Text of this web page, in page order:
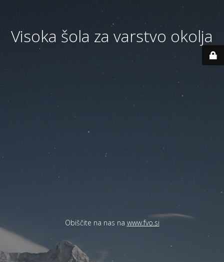
Visoka šola za varstvo okolja
Obiščite na nas na www.fvo.si